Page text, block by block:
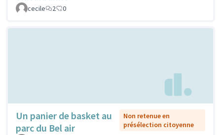
cecile
2 0
Un panier de basket au
parc du Bel air
Non retenue en
présélection citoyenne